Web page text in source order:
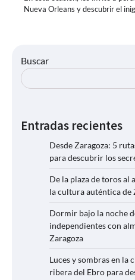
Nueva Orleans y descubrir el
Buscar
Entradas recientes
Desde Zaragoza: 5
para descubrir los
De la plaza de toros
la cultura auténtica de
Dormir bajo la noche
independientes con
Zaragoza
Luces y sombras en la
ribera del Ebro para